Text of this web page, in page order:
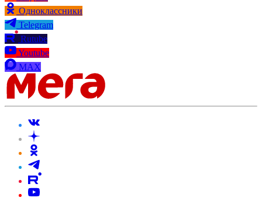
Одноклассники
Telegram
Rutube
Youtube
MAX